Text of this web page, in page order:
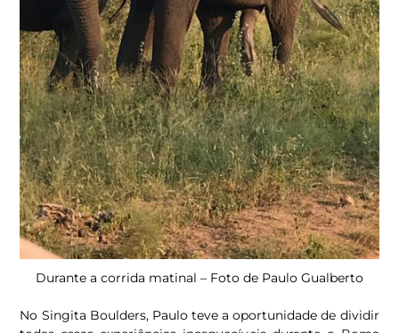
Durante a corrida matinal – Foto de Paulo Gualberto
No Singita Boulders, Paulo teve a oportunidade de dividir